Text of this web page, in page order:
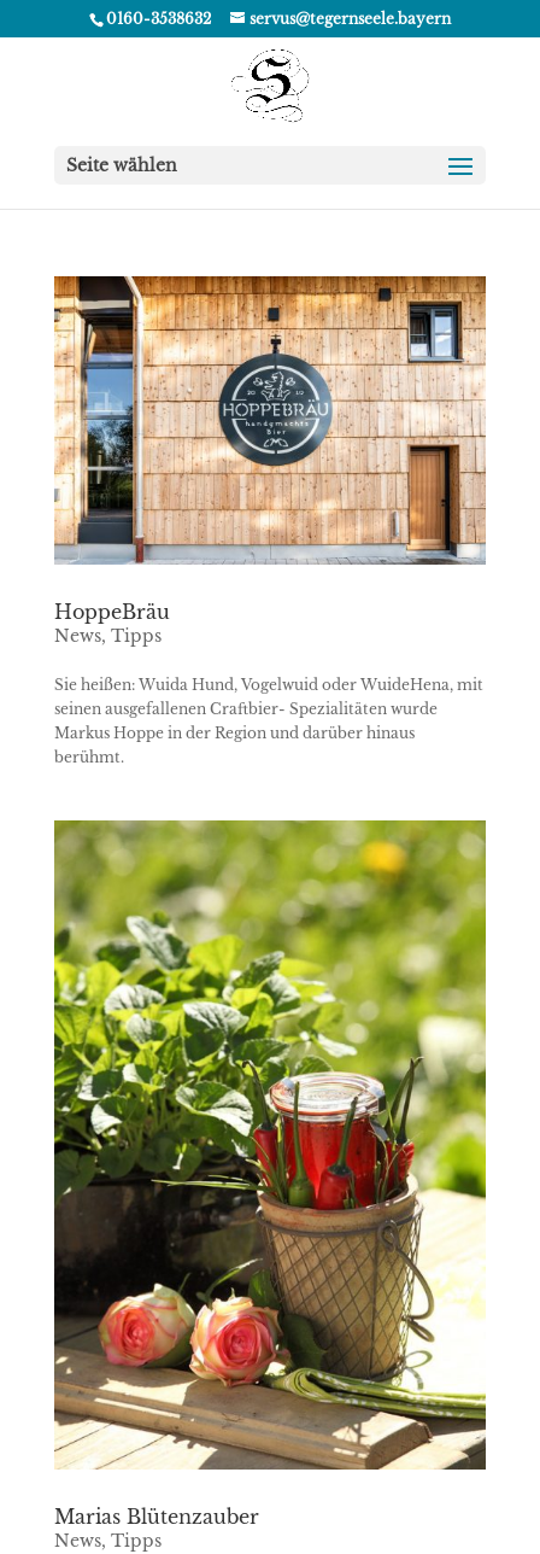
0160-3538632 servus@tegernseele.bayern
Seite wählen
HoppeBräu
News, Tipps
Sie heißen: Wuida Hund, Vogelwuid oder WuideHena, mit
seinen ausgefallenen Craftbier- Spezialitäten wurde
Markus Hoppe in der Region und darüber hinaus
berühmt.
Marias Blütenzauber
News, Tipps